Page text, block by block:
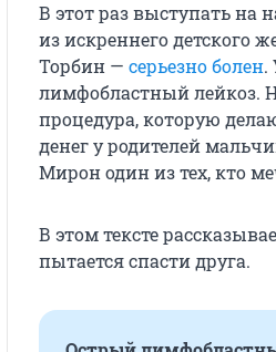
В этот раз выступать
из искреннего детского
Торбин — серьезно болен.
лимфобластный лейкоз.
процедура, которую
денег у родителей
Мирон один из тех, кто
В этом тексте
пытается спасти друга.